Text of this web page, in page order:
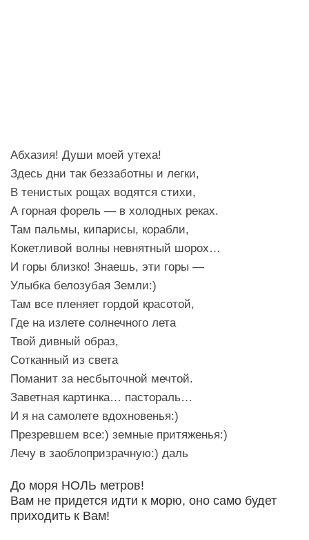
Абхазия! Души моей утеха!
Здесь дни так беззаботны и легки,
В тенистых рощах водятся стихи,
А горная форель — в холодных реках.
Там пальмы, кипарисы, корабли,
Кокетливой волны невнятный шорох…
И горы близко! Знаешь, эти горы —
Улыбка белозубая Земли:)
Там все пленяет гордой красотой,
Где на излете солнечного лета
Твой дивный образ,
Сотканный из света
Поманит за несбыточной мечтой.
Заветная картинка… пастораль…
И я на самолете вдохновенья:)
Презревшем все:) земные притяженья:)
Лечу в заоблопризрачную:) даль
До моря НОЛЬ метров!
Вам не придется идти к морю, оно само будет
приходить к Вам!